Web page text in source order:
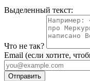
Выделенный текст:
Что не так?
Email (если хотите,
Отправить